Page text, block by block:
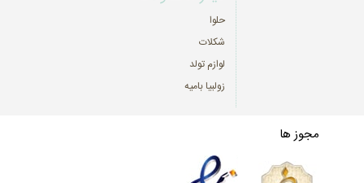
حلوا
شکلات
لوازم تولد
زولبیا بامیه
مجوز ها